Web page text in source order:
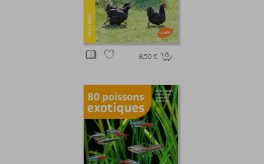
8.50 €